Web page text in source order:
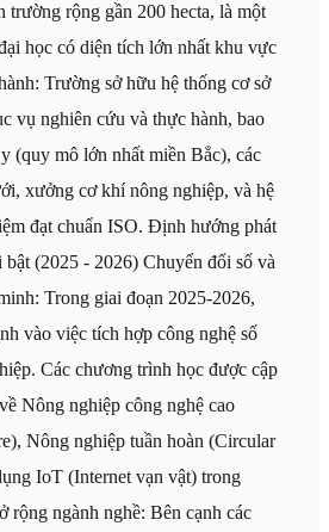
rộng gần 200 hecta, là một
học có diện tích lớn nhất khu vực
Trường sở hữu hệ thống cơ sở
vụ nghiên cứu và thực hành, bao
(quy mô lớn nhất miền Bắc), các
xưởng cơ khí nông nghiệp, và hệ
đạt chuẩn ISO. Định hướng phát
(2025 - 2026) Chuyển đổi số và
Trong giai đoạn 2025-2026,
vào việc tích hợp công nghệ số
Các chương trình học được cập
Nông nghiệp công nghệ cao
Nông nghiệp tuần hoàn (Circular
IoT (Internet vạn vật) trong
rộng ngành nghề: Bên cạnh các